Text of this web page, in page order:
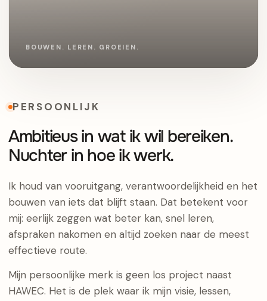
PERSOONLIJK
Ambitieus in wat ik wil bereiken.
Nuchter in hoe ik werk.
Ik houd van vooruitgang, verantwoordelijkheid en het
bouwen van iets dat blijft staan. Dat betekent voor
mij: eerlijk zeggen wat beter kan, snel leren,
afspraken nakomen en altijd zoeken naar de meest
effectieve route.
Mijn persoonlijke merk is geen los project naast
HAWEC. Het is de plek waar ik mijn visie, lessen,